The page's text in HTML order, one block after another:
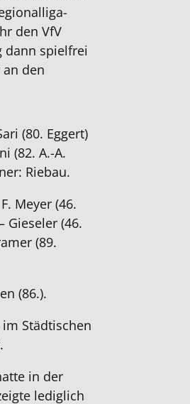
den VfV
dann spielfrei
den
(80. Eggert)
(82. A.-A.
Riebau.
Meyer (46.
Gieseler (46.
(89.
(86.).
Städtischen
in der
lediglich